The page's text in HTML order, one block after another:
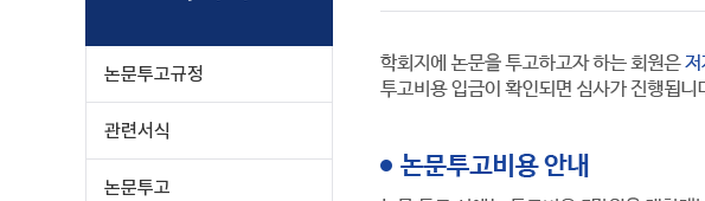
논문투고규정
관련서식
논문투고